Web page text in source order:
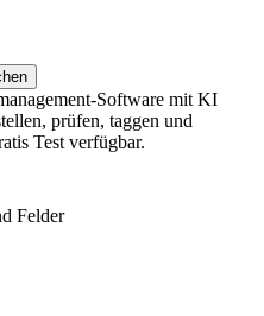
Software mit KI
prüfen, taggen und
Test verfügbar.
Felder